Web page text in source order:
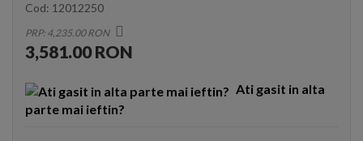
Cod: 12012250
PRP: 4,235.00 RON
3,581.00 RON
Ati gasit in alta
parte mai ieftin?